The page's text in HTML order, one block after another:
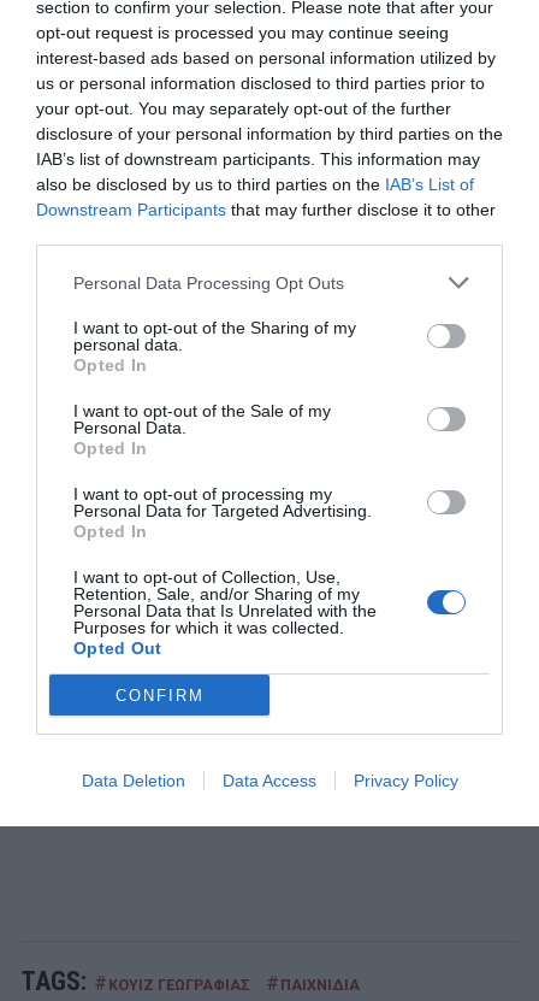
section to confirm your selection. Please note that after your
opt-out request is processed you may continue seeing
interest-based ads based on personal information utilized by
us or personal information disclosed to third parties prior to
your opt-out. You may separately opt-out of the further
disclosure of your personal information by third parties on the
IAB’s list of downstream participants. This information may
also be disclosed by us to third parties on the IAB’s List of
Downstream Participants that may further disclose it to other
Personal Data Processing Opt Outs
I want to opt-out of the Sharing of my
personal data.
Opted In
I want to opt-out of the Sale of my
Personal Data.
Opted In
I want to opt-out of processing my
Personal Data for Targeted Advertising.
Opted In
I want to opt-out of Collection, Use,
Retention, Sale, and/or Sharing of my
Personal Data that Is Unrelated with the
Purposes for which it was collected.
Opted Out
CONFIRM
Data Deletion Data Access Privacy Policy
Θα μπορέσεις να αριστεύσεις ακόμα και αν δεν έχεις
ταξιδέψει ποτέ σε καμία από αυτές;
ΔΗΜΟΦΙΛΕΣΤΕΡΑ ΗΜΕΡΑΣ
Δεν θα το πιστεύεις:Δες απόψε στο Ertflix την ταινία -
έπος που για 133 λεπτά σε κρατάει δικό της
2 ΔΙΑΚΟΠΕΣ
180 ευρώ με θέα την Καλντέρα:
Σαντορίνη
ΜΠΑΛΑ
TAGS: # ΚΟΥΙΖ ΓΕΩΓΡΑΦΙΑΣ # ΠΑΙΧΝΙΔΙΑ